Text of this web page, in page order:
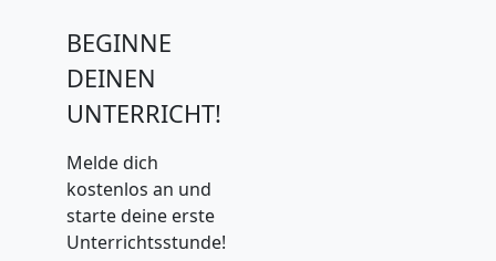
BEGINNE
DEINEN
UNTERRICHT!
Melde dich
kostenlos an und
starte deine erste
Unterrichtsstunde!